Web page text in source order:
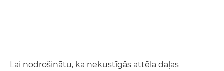
Lai nodrošinātu, ka nekustīgās attēla daļas